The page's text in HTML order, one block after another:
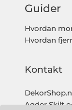
Guider
Hvordan
Hvordan
Kontakt
Agder Skilt